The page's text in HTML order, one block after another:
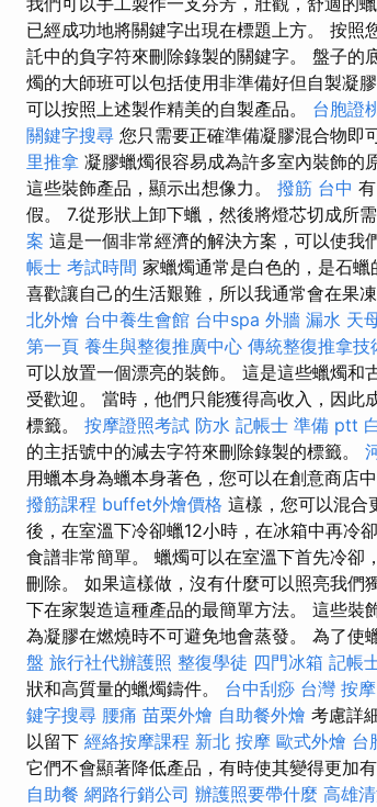
已經成功地將關鍵字出現在標題上方。 按照
託中的負字符來刪除錄製的關鍵字。 盤子的
燭的大師班可以包括使用非準備好但自製凝膠
可以按照上述製作精美的自製產品。 台胞證
關鍵字搜尋 您只需要正確準備凝膠混合物即
里推拿 凝膠蠟燭很容易成為許多室內裝飾的
這些裝飾產品，顯示出想像力。 撥筋 台中
假。 7.從形狀上卸下蠟，然後將燈芯切成所
案 這是一個非常經濟的解決方案，可以使我
帳士 考試時間 家蠟燭通常是白色的，是石蠟
喜歡讓自己的生活艱難，所以我通常會在果
北外燴 台中養生會館 台中spa 外牆 漏水 天
第一頁 養生與整復推廣中心 傳統整復推拿
可以放置​​一個漂亮的裝飾。 這是這些蠟燭和
受歡迎。 當時，他們只能獲得高收入，因此
標籤。 按摩證照考試 防水 記帳士 準備 ptt
的主括號中的減去字符來刪除錄製的標籤。
用蠟本身為蠟本身著色，您可以在創意商店
撥筋課程 buffet外燴價格 這樣，您可以混合
後，在室溫下冷卻蠟12小時，在冰箱中再冷
食譜非常簡單。 蠟燭可以在室溫下首先冷卻
刪除。 如果這樣做，沒有什麼可以照亮我們
下在家製造這種產品的最簡單方法。 這些裝
為凝膠在燃燒時不可避免地會蒸發。 為了使
盤 旅行社代辦護照 整復學徒 四門冰箱 記帳
狀和高質量的蠟燭鑄件。 台中刮痧 台灣 按摩
鍵字搜尋 腰痛 苗栗外燴 自助餐外燴 考慮詳
以留下 經絡按摩課程 新北 按摩 歐式外燴 台
它們不會顯著降低產品，有時使其變得更加
自助餐 網路行銷公司 辦護照要帶什麼 高雄